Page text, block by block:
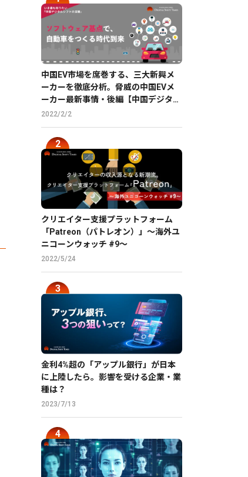
中国EV市場を席巻する、三大新興メ
ーカーを徹底分析。脅威の中国EVメ
ーカー最新事情・後編【中国デジタル
企業最前線】
2022/2/2
クリエイター支援プラットフォーム
「Patreon（パトレオン）」〜海外ユ
ニコーンウォッチ #9〜
2022/5/24
金利4%超の「アップル銀行」が日本
に上陸したら。影響を受ける企業・業
種は？
2023/7/13